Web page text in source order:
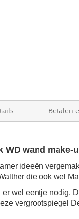
WD wand make-
ideeën
die ook wel
er wel eentje nodig.
vergrootspiegel
Betalen